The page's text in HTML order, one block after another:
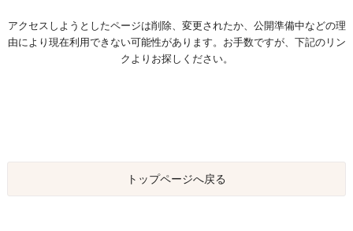
アクセスしようとしたページは削除、変更されたか、公開準備中などの理
由により現在利用できない可能性があります。お手数ですが、下記のリン
クよりお探しください。
トップページへ戻る